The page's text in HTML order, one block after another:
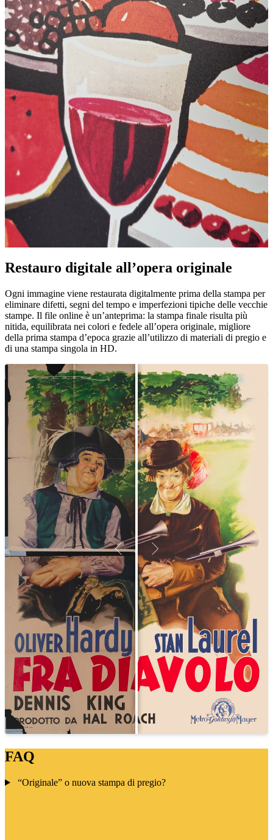
Restauro digitale all’opera originale
Ogni immagine viene restaurata digitalmente prima della stampa per
eliminare difetti, segni del tempo e imperfezioni tipiche delle vecchie
stampe. Il file online è un’anteprima: la stampa finale risulta più
nitida, equilibrata nei colori e fedele all’opera originale, migliore
della prima stampa d’epoca grazie all’utilizzo di materiali di pregio e
di una stampa singola in HD.
FAQ
“Originale” o nuova stampa di pregio?